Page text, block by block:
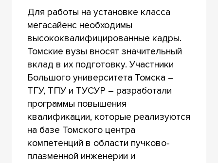
Для работы на установке класса
мегасайенс необходимы
высококвалифицированные кадры.
Томские вузы вносят значительный
вклад в их подготовку. Участники
Большого университета Томска –
ТГУ, ТПУ и ТУСУР – разработали
программы повышения
квалификации, которые реализуются
на базе Томского центра
компетенций в области пучково-
плазменной инженерии и